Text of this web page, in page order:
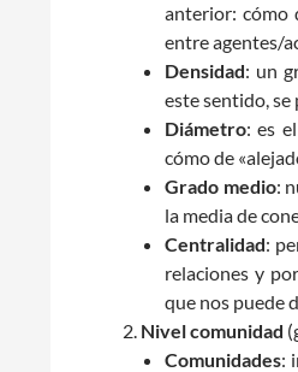
anterior: cómo
entre agentes/
Densidad: un
este sentido,
Diámetro: es
cómo de
Grado medio:
la media de
Centralidad:
relaciones y
que nos puede
Nivel comunidad
Comunidades: